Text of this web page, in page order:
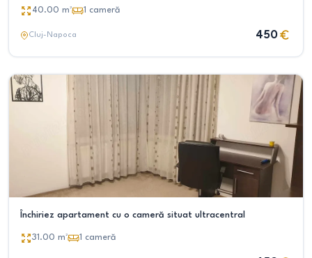
40.00 m² 1 cameră
Cluj-Napoca 450
Închiriez apartament cu o cameră situat ultracentral
31.00 m² 1 cameră